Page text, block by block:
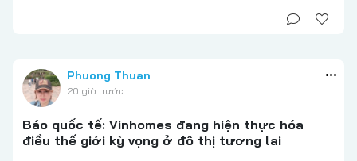
Phuong Thuan
20 giờ trước
Báo quốc tế: Vinhomes đang hiện thực hóa
điều thế giới kỳ vọng ở đô thị tương lai